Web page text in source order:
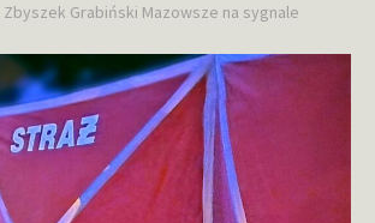
Zbyszek Grabiński Mazowsze na sygnale